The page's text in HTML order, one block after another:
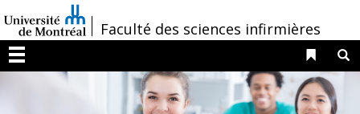
au
contenu
/Faculté des sciences infirmières
Menu
Liens